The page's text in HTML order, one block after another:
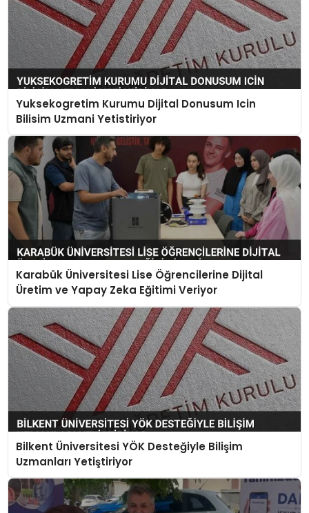
Yuksekogretim Kurumu Dijital Donusum Icin
Bilisim Uzmani Yetistiriyor
Karabük Üniversitesi Lise Öğrencilerine Dijital
Üretim ve Yapay Zeka Eğitimi Veriyor
Bilkent Üniversitesi YÖK Desteğiyle Bilişim
Uzmanları Yetiştiriyor